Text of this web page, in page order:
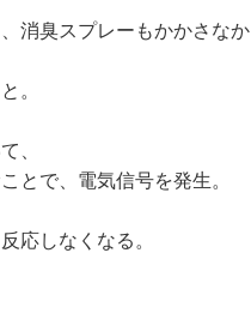
消臭スプレーもかかさなか
。
、
とで、電気信号を発生。
応しなくなる。